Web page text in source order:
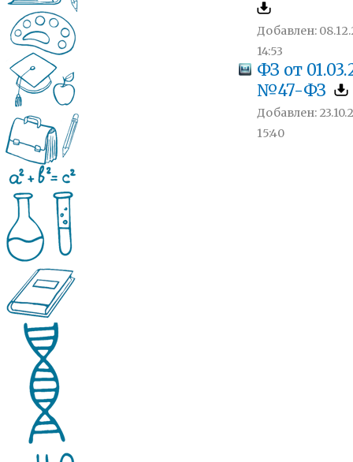
Добавлен:
14:53
ФЗ от
№47-ФЗ
Добавлен:
15:40